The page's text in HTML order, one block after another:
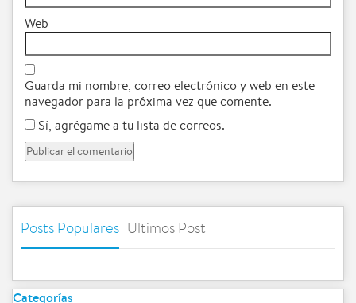
Web
Guarda mi nombre, correo electrónico y web en este
navegador para la próxima vez que comente.
Sí, agrégame a tu lista de correos.
Posts Populares Ultimos Post
Categorías